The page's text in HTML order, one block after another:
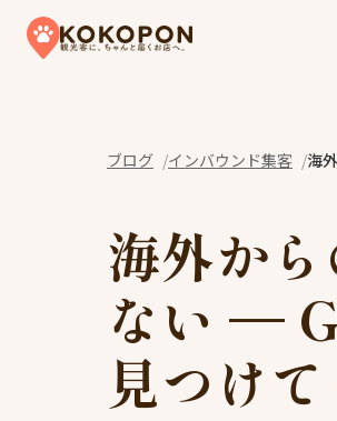
Skip to content
ブログ インバウンド集客 海
海外か
ない —
見つけ